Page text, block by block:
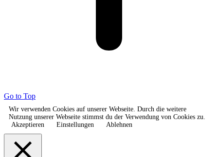
Go to Top
Wir verwenden Cookies auf unserer Webseite. Durch die weitere
Nutzung unserer Webseite stimmst du der Verwendung von Cookies zu.
Akzeptieren
Einstellungen Ablehnen